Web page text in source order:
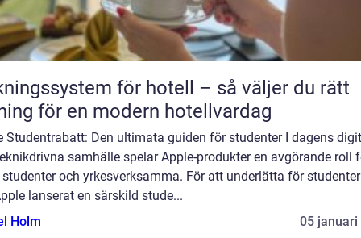
för hotell – så väljer du rätt
för en modern hotellvardag
Studentrabatt: Den ultimata guiden för studenter I dagens
samhälle spelar Apple-produkter en avgörande roll
och yrkesverksamma. För att underlätta för
lanserat en särskild stude...
Holm
05 januari